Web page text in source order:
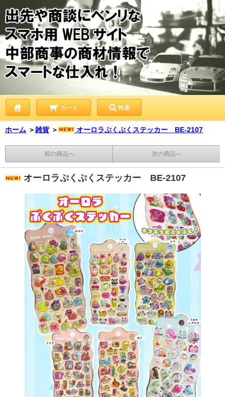
カート 検索
ホーム ＞雑貨 ＞ オーロラぷくぷくステッカー BE-2107
前の商品へ 次の商品へ
オーロラぷくぷくステッカー BE-2107